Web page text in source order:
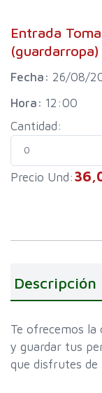
Entrada
Fecha: 26/08/
Hora: 12:00
Cantidad:
Precio Und:
Descripción
Te ofrecemos
y guardar tus
que disfrutes de